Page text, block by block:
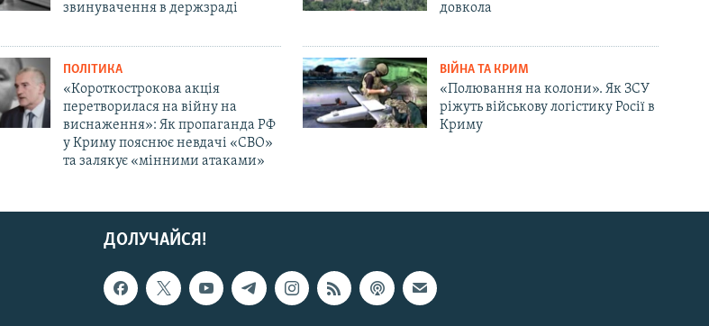
звинувачення в держзраді
довкола
ПОЛІТИКА
«Короткострокова акція
перетворилася на війну на
виснаження»: Як пропаганда РФ
у Криму пояснює невдачі «СВО»
та залякує «мінними атаками»
ВІЙНА ТА КРИМ
«Полювання на колони». Як ЗСУ
ріжуть військову логістику Росії в
Криму
ДОЛУЧАЙСЯ!